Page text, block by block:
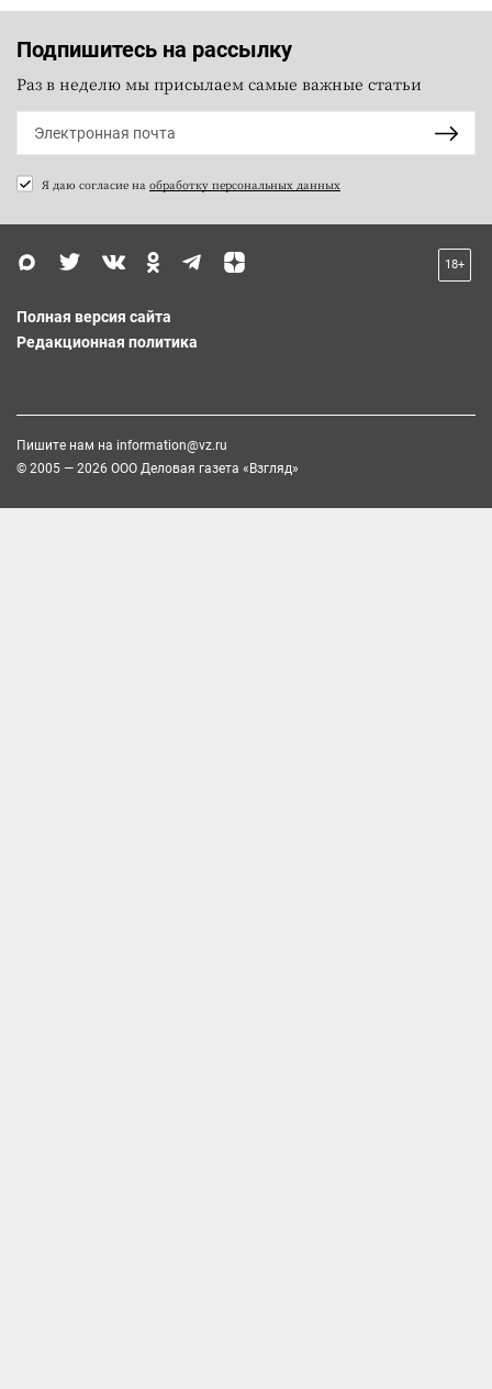
Подпишитесь на рассылку
Раз в неделю мы присылаем самые важные статьи
Я даю согласие на обработку персональных данных
18+
Полная версия сайта
Редакционная политика
Пишите нам на information@vz.ru
© 2005 — 2026 ООО Деловая газета «Взгляд»